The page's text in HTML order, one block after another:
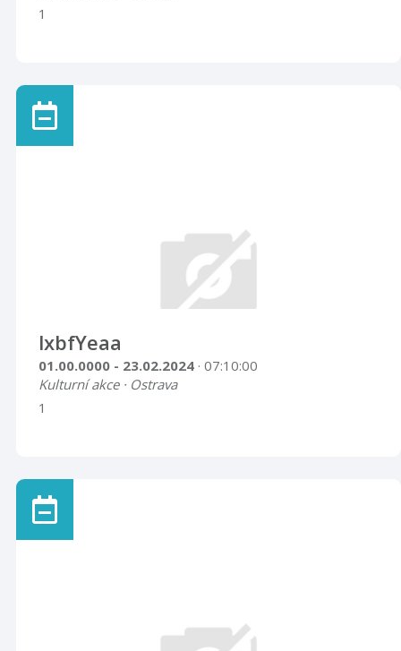
1
lxbfYeaa
01.00.0000 - 23.02.2024 · 07:10:00
Kulturní akce · Ostrava
1